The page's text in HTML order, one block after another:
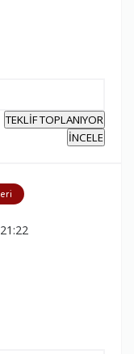
TEKLİF TOPLANIYOR
İNCELE